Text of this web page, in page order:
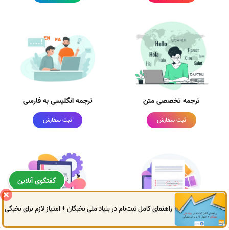
ترجمه تخصصی متن
ثبت سفارش
ترجمه انگلیسی به فارسی
ثبت سفارش
ویراستاری متن پارافریز
04133250787
09149724522
راهنمای کامل ثبت‌نام در بنیاد ملی نخبگان + امتیاز لازم برای نخبگی
گفتگوی آنلاین